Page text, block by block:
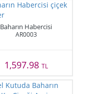
Baharın Habercisi
AR0003
1,597.98 TL